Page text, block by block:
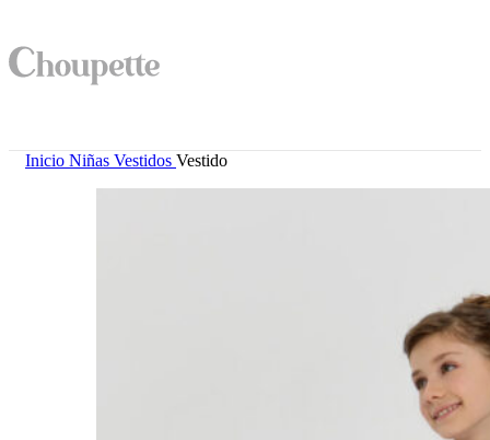
Inicio Niñas Vestidos Vestido